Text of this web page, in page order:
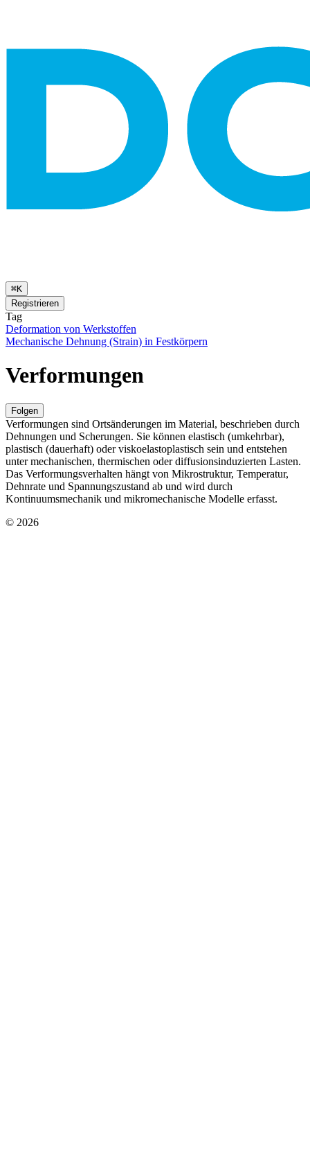
⌘K
Registrieren
Tag
Deformation von Werkstoffen
Mechanische Dehnung (Strain) in Festkörpern
Verformungen
Folgen
Verformungen sind Ortsänderungen im Material, beschrieben durch
Dehnungen und Scherungen. Sie können elastisch (umkehrbar),
plastisch (dauerhaft) oder viskoelastoplastisch sein und entstehen
unter mechanischen, thermischen oder diffusionsinduzierten Lasten.
Das Verformungsverhalten hängt von Mikrostruktur, Temperatur,
Dehnrate und Spannungszustand ab und wird durch
Kontinuumsmechanik und mikromechanische Modelle erfasst.
© 2026